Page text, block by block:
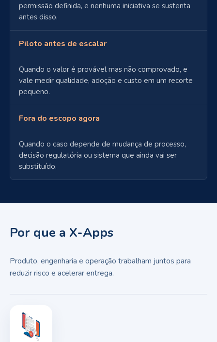
permissão definida, e nenhuma iniciativa se sustenta
antes disso.
Piloto antes de escalar
Quando o valor é provável mas não comprovado, e
vale medir qualidade, adoção e custo em um recorte
pequeno.
Fora do escopo agora
Quando o caso depende de mudança de processo,
decisão regulatória ou sistema que ainda vai ser
substituído.
Por que a X-Apps
Produto, engenharia e operação trabalham juntos para
reduzir risco e acelerar entrega.